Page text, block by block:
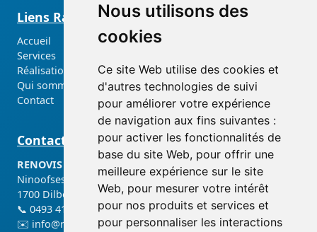
Nous utilisons des
cookies
Ce site Web utilise des cookies et
d'autres technologies de suivi
pour améliorer votre expérience
de navigation aux fins suivantes :
pour activer les fonctionnalités de
base du site Web, pour offrir une
meilleure expérience sur le site
Web, pour mesurer votre intérêt
pour nos produits et services et
pour personnaliser les interactions
Liens Rapides
Accueil
Services
Réalisations
Qui sommes-nous ?
Contact
Contact
RENOVIS srl
Ninoofsesteenweg 230
1700 Dilbeek
📞 0493 41 82 54
✉️ info@renovis.be